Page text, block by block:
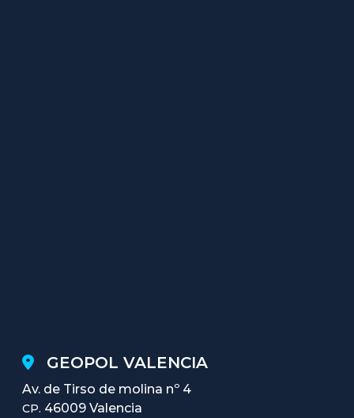
GEOPOL VALENCIA
Av. de Tirso de molina nº 4
CP. 46009 Valencia